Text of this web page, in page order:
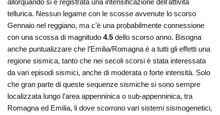
allorquando si è registrata una intensificazione dell’attività
tellurica. Nessun legame con le scosse avvenute lo scorso
Gennaio nel reggiano, ma c’è una probabilmente connessione
con una scossa di magnitudo4.5dello scorso anno. Bisogna
anche puntualizzare che l’Emilia/Romagna è a tutti gli effetti una
regione sismica, tanto che nei secoli scorsi è stata interessata
da vari episodi sismici, anche di moderata o forte intensità. Solo
che gran parte di queste sequenze sismiche si sono sempre
localizzata lungo l’area appenninica o sub-appenninica, tra
Romagna ed Emilia, li dove scorrono vari sistemi sismogenetici,